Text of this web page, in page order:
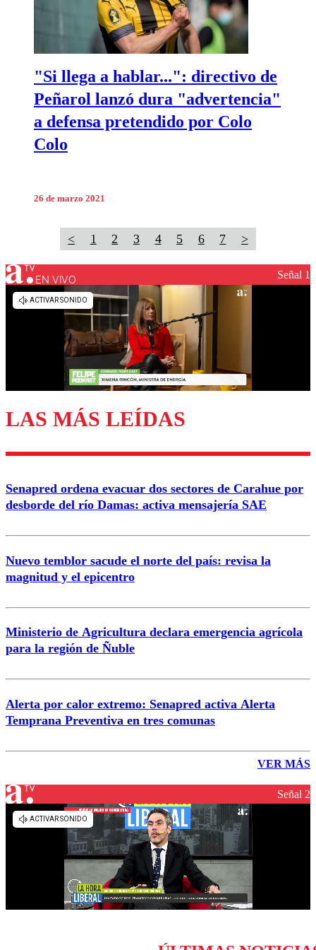
"Si llega a hablar...": directivo de
Peñarol lanzó dura "advertencia"
a defensa pretendido por Colo
Colo
26 de marzo 2021
< 1 2 3 4 5 6 7 >
EN VIVO Señal 1
LAS MÁS LEÍDAS
Senapred ordena evacuar dos sectores de Carahue por
desborde del río Damas: activa mensajería SAE
Nuevo temblor sacude el norte del país: revisa la
magnitud y el epicentro
Ministerio de Agricultura declara emergencia agrícola
para la región de Ñuble
Alerta por calor extremo: Senapred activa Alerta
Temprana Preventiva en tres comunas
VER MÁS
Señal 2